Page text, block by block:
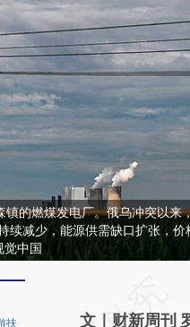
镇的燃煤发电厂。俄乌冲突以来
续减少，能源供需缺口扩张，价
中国
扶
AI基
文｜财新周刊